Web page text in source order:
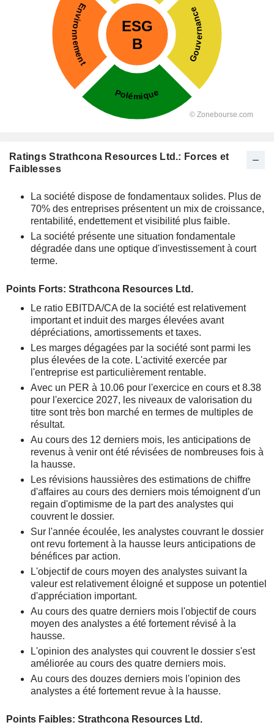
Ratings Strathcona Resources Ltd.: Forces et
Faiblesses
La société dispose de fondamentaux solides. Plus de
70% des entreprises présentent un mix de croissance,
rentabilité, endettement et visibilité plus faible.
La société présente une situation fondamentale
dégradée dans une optique d'investissement à court
terme.
Points Forts: Strathcona Resources Ltd.
Le ratio EBITDA/CA de la société est relativement
important et induit des marges élevées avant
dépréciations, amortissements et taxes.
Les marges dégagées par la société sont parmi les
plus élevées de la cote. L'activité exercée par
l'entreprise est particulièrement rentable.
Avec un PER à 10.06 pour l'exercice en cours et 8.38
pour l'exercice 2027, les niveaux de valorisation du
titre sont très bon marché en termes de multiples de
résultat.
Au cours des 12 derniers mois, les anticipations de
revenus à venir ont été révisées de nombreuses fois à
la hausse.
Les révisions haussières des estimations de chiffre
d'affaires au cours des derniers mois témoignent d'un
regain d'optimisme de la part des analystes qui
couvrent le dossier.
Sur l'année écoulée, les analystes couvrant le dossier
ont revu fortement à la hausse leurs anticipations de
bénéfices par action.
L'objectif de cours moyen des analystes suivant la
valeur est relativement éloigné et suppose un potentiel
d'appréciation important.
Au cours des quatre derniers mois l'objectif de cours
moyen des analystes a été fortement révisé à la
hausse.
L'opinion des analystes qui couvrent le dossier s'est
améliorée au cours des quatre derniers mois.
Au cours des douzes derniers mois l'opinion des
analystes a été fortement revue à la hausse.
Points Faibles: Strathcona Resources Ltd.